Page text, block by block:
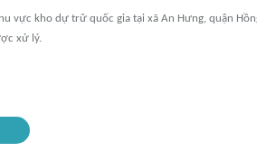
vực kho dự trữ quốc gia tại xã An Hưng, quận
xử lý.